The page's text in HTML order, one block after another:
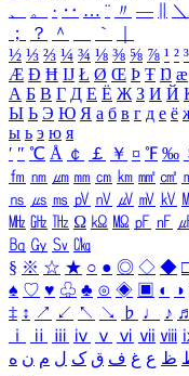
、
。 · ‥ … ¨ 〃 ― ＼
；
？ ＾ ｀
½ ⅓ ⅔ ¼ ¾ ⅛ ⅜ ⅝ ⅞ ¹ ² ³
Æ Ð Ħ Ĳ Ł Ø Œ Þ Ŧ Ŋ æ
А Б В Г Д Е Ё Ж З И Й
Ы Ь Э Ю Я а б в г д е ё
ы ь э ю я
′ ″ ℃ Å ￠ ￡ ￥ ¤ ℉ ‰
㎙ ㎚ ㎛ ㎜ ㎝ ㎞ ㎟ ㎠
㎱ ㎲ ㎳ ㎴ ㎵ ㎶ ㎷ ㎸
㎒ ㎓ ㎔ Ω ㏀ ㏁ ㎊ ㎋
㏃ ㏉ ㏜ ㏆
§ ※ ☆ ★ ○ ● ◎ ◇ ◆
♠ ♡ ♥ ♧ ♣ ⊙ ◈ ▣ ◐ ◑
‡ ↕ ↗ ↙ ↖ ↘ ♭ ♩ ♪ ♬
ⅰ
ⅱ ⅲ ⅳ ⅴ ⅵ ⅶ ⅷ
ظ ع غ ف ق ک ل م ن ه